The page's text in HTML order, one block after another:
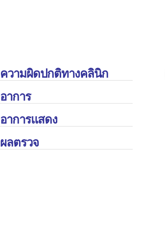
ความผิดปกติทางคลินิก
อาการ
อาการแสดง
ผลตรวจ